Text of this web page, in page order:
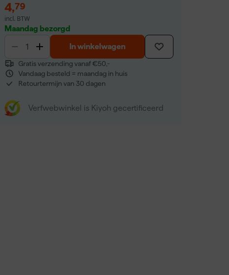
4,79
incl. BTW
Maandag bezorgd
In winkelwagen
Gratis verzending vanaf €50,-
Vandaag besteld = maandag in huis
Retourtermijn van 30 dagen
Verfwebwinkel is Kiyoh gecertificeerd